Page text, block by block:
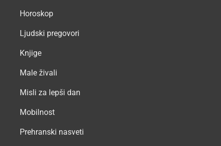
Horoskop
Ljudski pregovori
Knjige
Male živali
Misli za lepši dan
Mobilnost
Prehranski nasveti